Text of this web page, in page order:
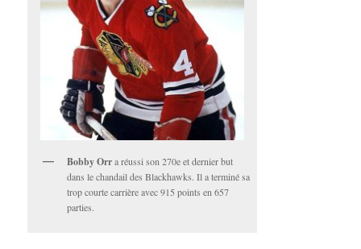
Bobby Orra réussi son 270e et dernier but
dans le chandail des Blackhawks. Il a terminé sa
trop courte carrière avec 915 points en 657
parties.